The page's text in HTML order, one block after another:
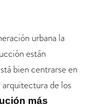
urbana la
están
bien centrarse en
arquitectura de los
más